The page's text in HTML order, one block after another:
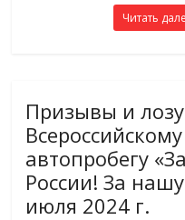
Читать
Призывы и
автопробегу
России! За
июля 2024 г.